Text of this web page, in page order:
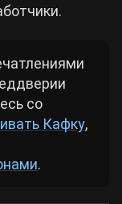
со
Кафку,
.